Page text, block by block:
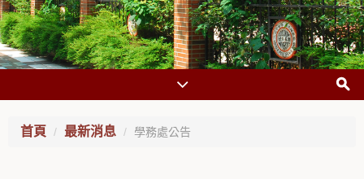
首頁 最新消息 學務處公告